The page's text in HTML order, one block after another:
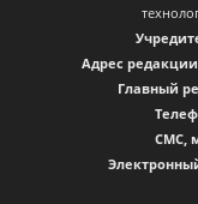
Адрес
Главный
CМС,